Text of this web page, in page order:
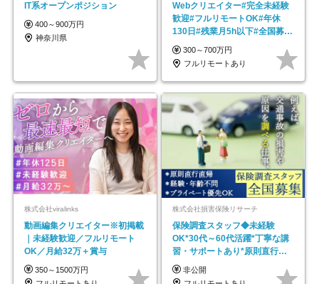
IT系オープンポジション
400～900万円
神奈川県
Webクリエイター#完全未経験
歓迎#フルリモートOK#年休
130日#残業月5h以下#全国募集
#最大1年の研修
300～700万円
フルリモートあり
株式会社viralinks
動画編集クリエイター※初掲載
｜未経験歓迎／フルリモート
OK／月給32万＋賞与
350～1500万円
株式会社損害保険リサーチ
保険調査スタッフ◆未経験
OK*30代～60代活躍*丁寧な講
習・サポートあり*原則直行直
帰／全国募集・業務委託
非公開